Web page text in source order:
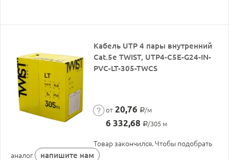
Кабель UTP 4 пары внутренний
Cat.5е TWIST, UTP4-C5E-G24-IN-
PVC-LT-305-TWCS
от 20,76 Р/м
6 332,68 Р/305 м
Товар закончился. Чтобы подобрать
аналог
напишите нам